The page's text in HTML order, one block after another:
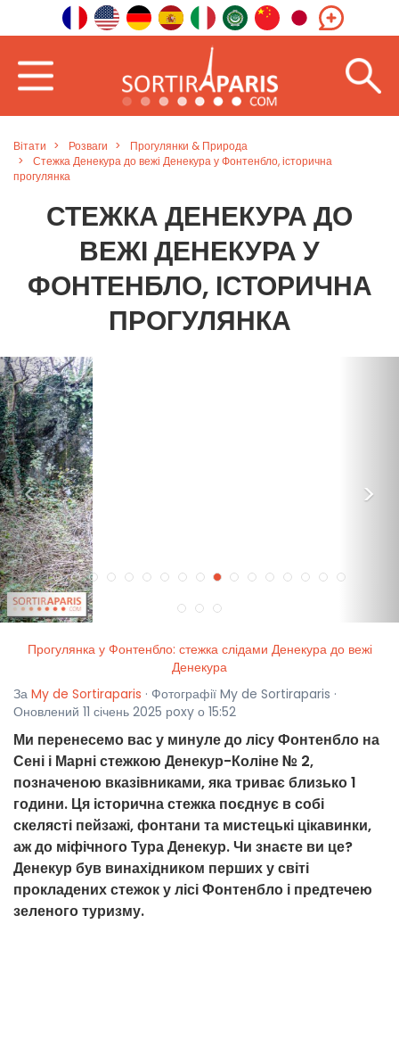
Вітати Розваги
Прогулянки & Природа
Стежка Денекура до вежі Денекура у Фонтенбло, історична
прогулянка
СТЕЖКА ДЕНЕКУРА ДО
ВЕЖІ ДЕНЕКУРА У
ФОНТЕНБЛО, ІСТОРИЧНА
ПРОГУЛЯНКА
< >
Прогулянка у Фонтенбло: стежка слідами Денекура до вежі
Денекура
За My de Sortiraparis · Фотографії My de Sortiraparis ·
Оновлений 11 січень 2025 рoxy о 15:52
Ми перенесемо вас у минуле до лісу Фонтенбло на
Сені і Марні стежкою Денекур-Коліне № 2,
позначеною вказівниками, яка триває близько 1
години. Ця історична стежка поєднує в собі
скелясті пейзажі, фонтани та мистецькі цікавинки,
аж до міфічного Тура Денекур. Чи знаєте ви це?
Денекур був винахідником перших у світі
прокладених стежок у лісі Фонтенбло і предтечею
зеленого туризму.